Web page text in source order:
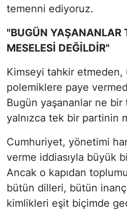
temenni ediyoruz.
"BUGÜN YAŞANANLAR
MESELESİ DEĞİLDİR"
Kimseyi tahkir etmeden,
polemiklere paye
Bugün yaşananlar ne
yalnızca tek bir partinin
Cumhuriyet, yönetimi
verme iddiasıyla büyük
Ancak o kapıdan
bütün dilleri, bütün
kimlikleri eşit biçimde